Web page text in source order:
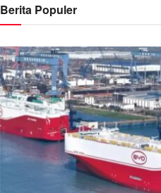
Berita Populer